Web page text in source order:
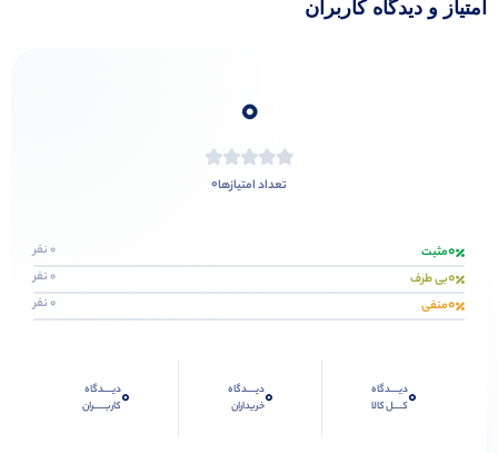
امتیاز و دیدگاه کاربران
0
تعداد امتیازها0
0مثبت 0 نفر
0بی طرف 0 نفر
0منفی 0 نفر
0دیــــدگاه
کــــل کالا
0دیــــدگاه
خریداران
0دیــــدگاه
کاربـــــران